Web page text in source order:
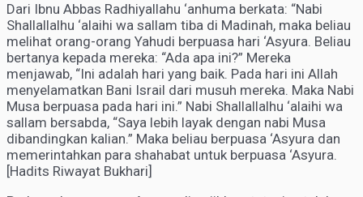
Dari Ibnu Abbas Radhiyallahu ‘anhuma berkata: “Nabi
Shallallalhu ‘alaihi wa sallam tiba di Madinah, maka beliau
melihat orang-orang Yahudi berpuasa hari ‘Asyura. Beliau
bertanya kepada mereka: “Ada apa ini?” Mereka
menjawab, “Ini adalah hari yang baik. Pada hari ini Allah
menyelamatkan Bani Israil dari musuh mereka. Maka Nabi
Musa berpuasa pada hari ini.” Nabi Shallallalhu ‘alaihi wa
sallam bersabda, “Saya lebih layak dengan nabi Musa
dibandingkan kalian.” Maka beliau berpuasa ‘Asyura dan
memerintahkan para shahabat untuk berpuasa ‘Asyura.
[Hadits Riwayat Bukhari]